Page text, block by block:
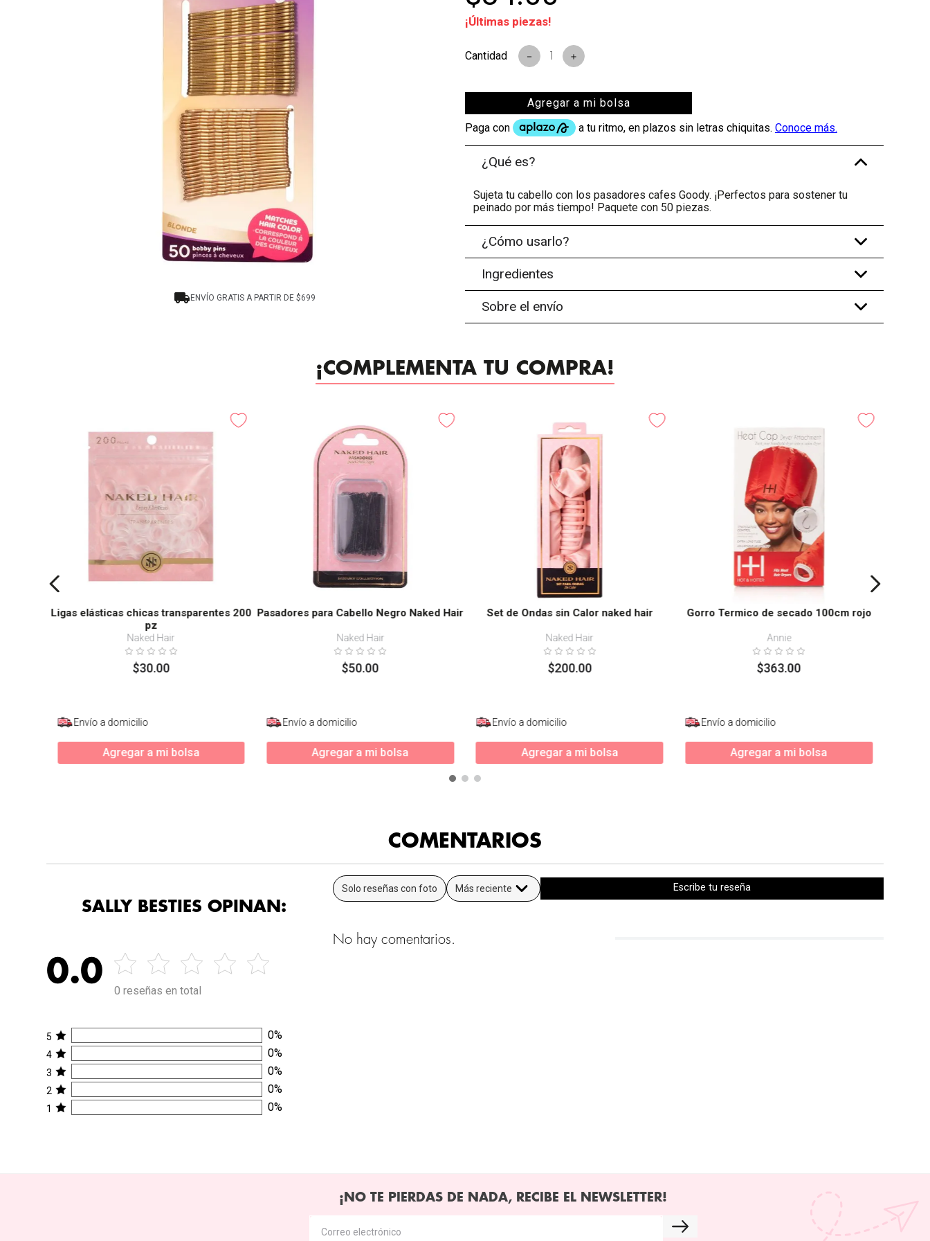
ENVÍO GRATIS A PARTIR DE $699
¡Últimas piezas!
＋
－
Agregar a mi bolsa
¿Qué es? -
Sujeta tu cabello con los pasadores cafes Goody. ¡Perfectos para sostener tu
peinado por más tiempo! Paquete con 50 piezas.
¿Cómo usarlo? +
Ingredientes +
Sobre el envío +
¡COMPLEMENTA TU COMPRA!
Ligas elásticas chicas transparentes 200
pz
Naked Hair
$30.00
Envío a domicilio
Agregar a mi bolsa
Pasadores para Cabello Negro Naked Hair
Naked Hair
$50.00
Envío a domicilio
Agregar a mi bolsa
Set de Ondas sin Calor naked hair
Naked Hair
$200.00
Envío a domicilio
Agregar a mi bolsa
Gorro Termico de secado 100cm rojo
Annie
$363.00
Envío a domicilio
Agregar a mi bolsa
COMENTARIOS
SALLY BESTIES OPINAN:
0.0
0 reseñas en total
5 0%
4 0%
3 0%
2 0%
1 0%
Solo reseñas con foto Más reciente Escribe tu reseña
No hay comentarios.
¡NO TE PIERDAS DE NADA, RECIBE EL NEWSLETTER!
8. tocobo
9. protectores termicos
10. centella